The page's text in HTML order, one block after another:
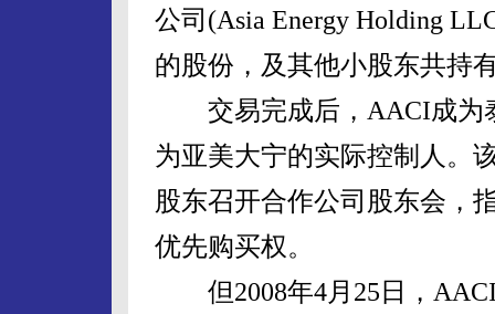
公司(Asia Energy Holding
的股份，及其他小股东共持
交易完成后，AACI成为
为亚美大宁的实际控制人。
股东召开合作公司股东会，
优先购买权。
但2008年4月25日，AACI